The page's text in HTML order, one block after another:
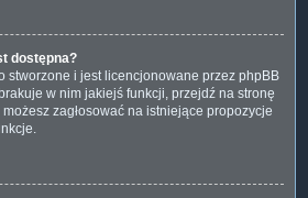
dostępna?
stworzone i jest licencjonowane przez phpBB
w nim jakiejś funkcji, przejdź na stronę
możesz zagłosować na istniejące propozycje